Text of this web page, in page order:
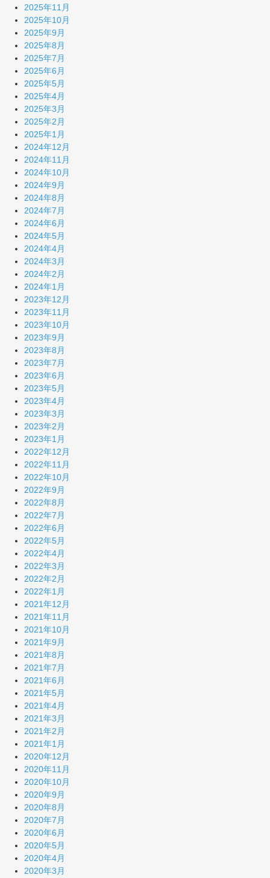
2025年11月
2025年10月
2025年9月
2025年8月
2025年7月
2025年6月
2025年5月
2025年4月
2025年3月
2025年2月
2025年1月
2024年12月
2024年11月
2024年10月
2024年9月
2024年8月
2024年7月
2024年6月
2024年5月
2024年4月
2024年3月
2024年2月
2024年1月
2023年12月
2023年11月
2023年10月
2023年9月
2023年8月
2023年7月
2023年6月
2023年5月
2023年4月
2023年3月
2023年2月
2023年1月
2022年12月
2022年11月
2022年10月
2022年9月
2022年8月
2022年7月
2022年6月
2022年5月
2022年4月
2022年3月
2022年2月
2022年1月
2021年12月
2021年11月
2021年10月
2021年9月
2021年8月
2021年7月
2021年6月
2021年5月
2021年4月
2021年3月
2021年2月
2021年1月
2020年12月
2020年11月
2020年10月
2020年9月
2020年8月
2020年7月
2020年6月
2020年5月
2020年4月
2020年3月